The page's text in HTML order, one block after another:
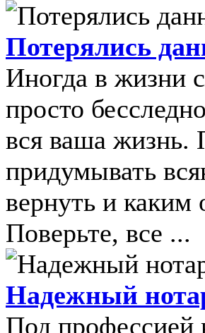
Потерялись
Иногда в жизни
просто
вся ваша жизнь.
придумывать
вернуть и каким
Поверьте, все ...
Надежный
Под профессией